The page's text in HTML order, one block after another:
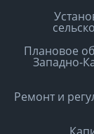
Плановое
Западно-
Ремонт и